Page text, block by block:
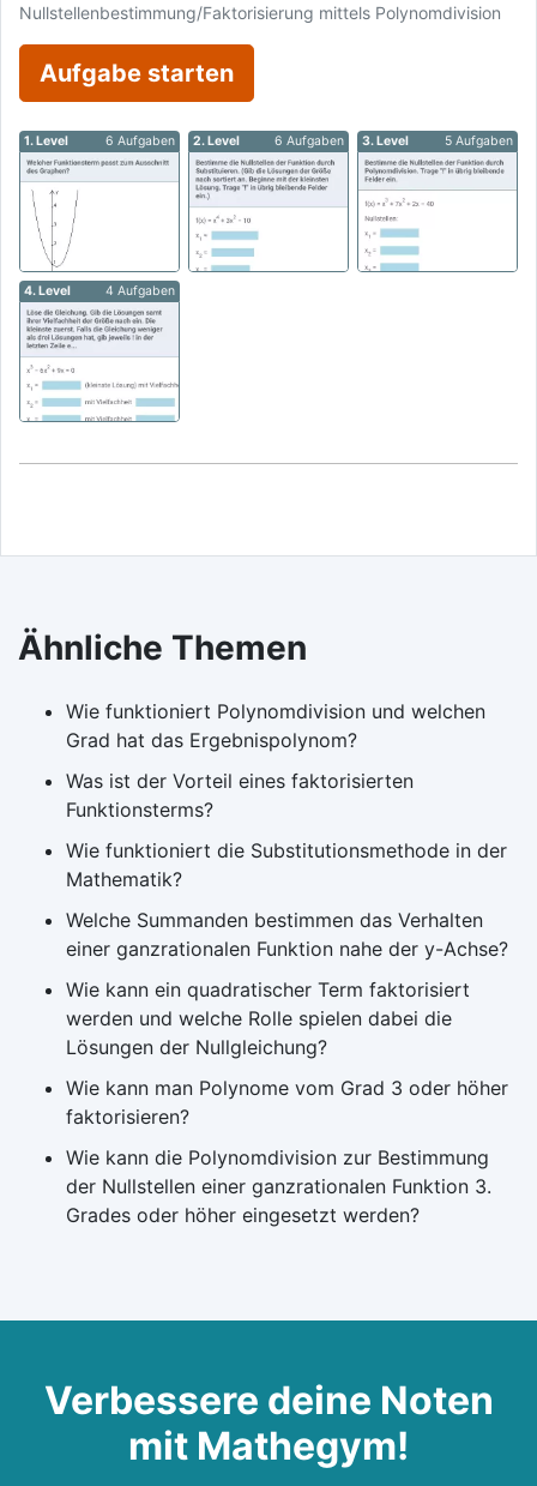
Nullstellenbestimmung/Faktorisierung mittels Polynomdivision
Aufgabe starten
1. Level 6 Aufgaben 2. Level 6 Aufgaben 3. Level 5 Aufgaben
4. Level 4 Aufgaben
Ähnliche Themen
Wie funktioniert Polynomdivision und welchen
Grad hat das Ergebnispolynom?
Was ist der Vorteil eines faktorisierten
Funktionsterms?
Wie funktioniert die Substitutionsmethode in der
Mathematik?
Welche Summanden bestimmen das Verhalten
einer ganzrationalen Funktion nahe der y-Achse?
Wie kann ein quadratischer Term faktorisiert
werden und welche Rolle spielen dabei die
Lösungen der Nullgleichung?
Wie kann man Polynome vom Grad 3 oder höher
faktorisieren?
Wie kann die Polynomdivision zur Bestimmung
der Nullstellen einer ganzrationalen Funktion 3.
Grades oder höher eingesetzt werden?
Verbessere deine Noten
mit Mathegym!